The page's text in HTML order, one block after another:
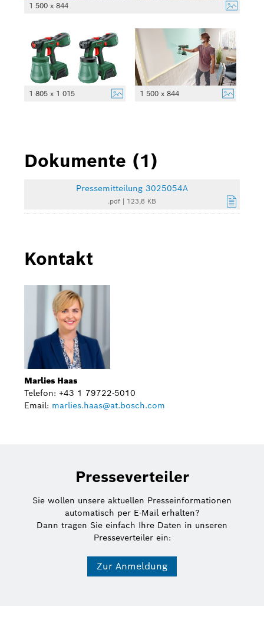
1 500 x 844
1 805 x 1 015 1 500 x 844
Dokumente (1)
Pressemitteilung 3025054A
.pdf | 123,8 KB
Kontakt
Marlies Haas
Telefon: +43 1 79722-5010
Email: marlies.haas@at.bosch.com
Presseverteiler
Sie wollen unsere aktuellen Presseinformationen
automatisch per E-Mail erhalten?
Dann tragen Sie einfach Ihre Daten in unseren
Presseverteiler ein:
Zur Anmeldung